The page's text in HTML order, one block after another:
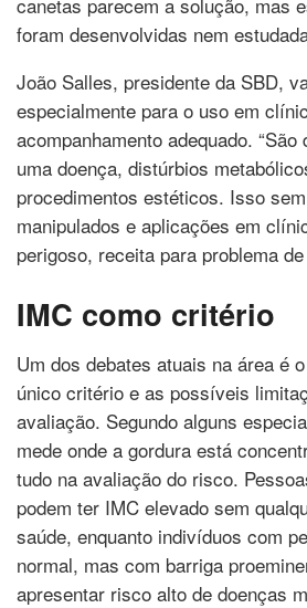
foram desenvolvidas nem
João Salles, presidente da SBD,
especialmente para o uso em
acompanhamento adequado.
uma doença, distúrbios
procedimentos estéticos. Isso
manipulados e aplicações em
perigoso, receita para problema de
IMC como critério
Um dos debates atuais na área é
único critério e as possíveis
avaliação. Segundo alguns
mede onde a gordura está
tudo na avaliação do risco.
podem ter IMC elevado sem
saúde, enquanto indivíduos com
normal, mas com barriga
apresentar risco alto de doenças